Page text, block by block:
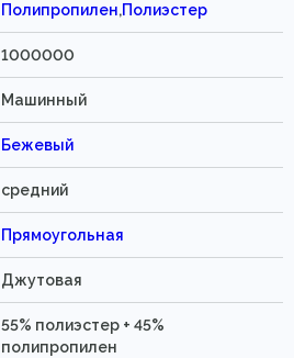
Полипропилен,Полиэстер
1000000
Машинный
Бежевый
средний
Прямоугольная
Джутовая
55% полиэстер + 45%
полипропилен